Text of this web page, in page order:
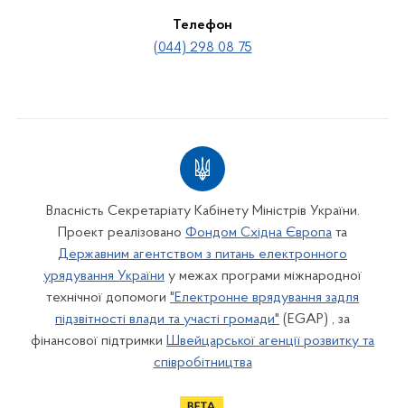
Телефон
(044) 298 08 75
Власність Секретаріату Кабінету Міністрів України.
Проект реалізовано Фондом Східна Європа та
Державним агентством з питань електронного
урядування України у межах програми міжнародної
технічної допомоги "Електронне врядування задля
підзвітності влади та участі громади" (EGAP) , за
фінансової підтримки Швейцарської агенції розвитку та
співробітництва